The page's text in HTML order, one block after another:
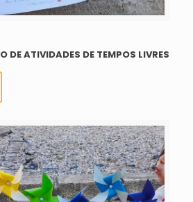
DE ATIVIDADES DE TEMPOS LIVRES